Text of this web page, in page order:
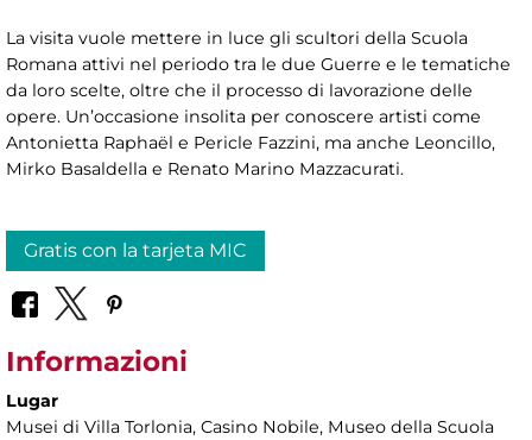
La visita vuole mettere in luce gli scultori della Scuola
Romana attivi nel periodo tra le due Guerre e le tematiche
da loro scelte, oltre che il processo di lavorazione delle
opere. Un’occasione insolita per conoscere artisti come
Antonietta Raphaël e Pericle Fazzini, ma anche Leoncillo,
Mirko Basaldella e Renato Marino Mazzacurati.
Gratis con la tarjeta MIC
Informazioni
Lugar
Musei di Villa Torlonia, Casino Nobile, Museo della Scuola